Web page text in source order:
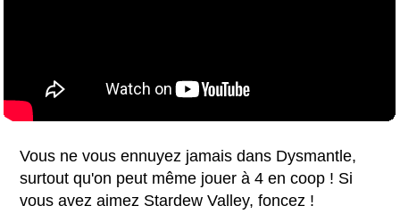
Vous ne vous ennuyez jamais dans Dysmantle,
surtout qu'on peut même jouer à 4 en coop ! Si
vous avez aimez Stardew Valley, foncez !